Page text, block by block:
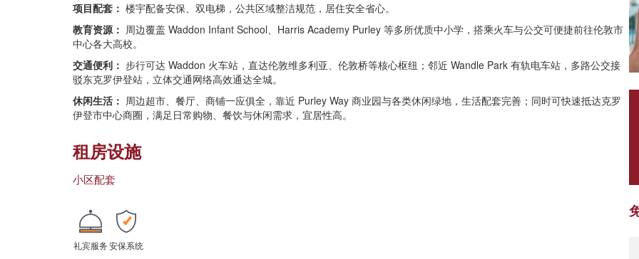
项目配套： 楼宇配备安保、双电梯，公共区域整洁规范，居住安全省心。
教育资源： 周边覆盖 Waddon Infant School、Harris Academy Purley 等多所优质中小学，搭乘火车与公交可便捷前往伦敦市
中心各大高校。
交通便利： 步行可达 Waddon 火车站，直达伦敦维多利亚、伦敦桥等核心枢纽；邻近 Wandle Park 有轨电车站，多路公交接
驳东克罗伊登站，立体交通网络高效通达全城。
休闲生活： 周边超市、餐厅、商铺一应俱全，靠近 Purley Way 商业园与各类休闲绿地，生活配套完善；同时可快速抵达克罗
伊登市中心商圈，满足日常购物、餐饮与休闲需求，宜居性高。
租房设施
小区配套
礼宾服务安保系统